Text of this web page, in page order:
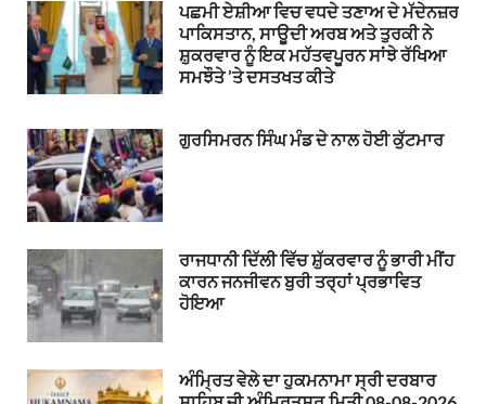
ਪਛਮੀ ਏਸ਼ੀਆ ਵਿਚ ਵਧਦੇ ਤਣਾਅ ਦੇ ਮੱਦੇਨਜ਼ਰ
ਪਾਕਿਸਤਾਨ, ਸਾਊਦੀ ਅਰਬ ਅਤੇ ਤੁਰਕੀ ਨੇ
ਸ਼ੁਕਰਵਾਰ ਨੂੰ ਇਕ ਮਹੱਤਵਪੂਰਨ ਸਾਂਝੇ ਰੱਖਿਆ
ਸਮਝੌਤੇ ’ਤੇ ਦਸਤਖਤ ਕੀਤੇ
ਗੁਰਸਿਮਰਨ ਸਿੰਘ ਮੰਡ ਦੇ ਨਾਲ ਹੋਈ ਕੁੱਟਮਾਰ
ਰਾਜਧਾਨੀ ਦਿੱਲੀ ਵਿੱਚ ਸ਼ੁੱਕਰਵਾਰ ਨੂੰ ਭਾਰੀ ਮੀਂਹ
ਕਾਰਨ ਜਨਜੀਵਨ ਬੁਰੀ ਤਰ੍ਹਾਂ ਪ੍ਰਭਾਵਿਤ
ਹੋਇਆ
ਅੰਮ੍ਰਿਤ ਵੇਲੇ ਦਾ ਹੁਕਮਨਾਮਾ ਸ੍ਰੀ ਦਰਬਾਰ